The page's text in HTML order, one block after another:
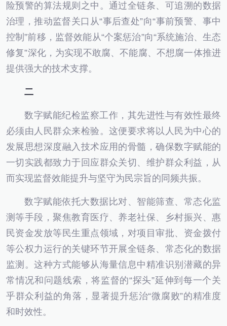
险预警的算法规则之中。通过全链条、可追溯的数据
治理，推动监督关口从“事后查处”向“事前预警、事中
控制”前移，监督效能从“个案惩治”向“系统施治、生态
修复”深化，为实现不敢腐、不能腐、不想腐一体推进
提供强大的技术支撑。
二
数字赋能纪检监察工作，其先进性与有效性最终
必须由人民群众来检验。这便要求将以人民为中心的
发展思想深度融入技术应用的骨髓，确保数字赋能的
一切实践都致力于回应群众关切、维护群众利益，从
而实现监督效能提升与坚守为民宗旨的同频共振。
数字赋能依托大数据比对、智能筛查、常态化监
测等手段，聚焦教育医疗、养老社保、乡村振兴、惠
民资金发放等民生重点领域，对项目审批、资金拨付
等公权力运行的关键环节开展全链条、常态化的数据
监测。这种方式能够从海量信息中精准识别潜藏的异
常情况和问题线索，将监督的“探头”延伸到每一个关
乎群众利益的角落，显著提升惩治“微腐败”的精准度
和时效性。